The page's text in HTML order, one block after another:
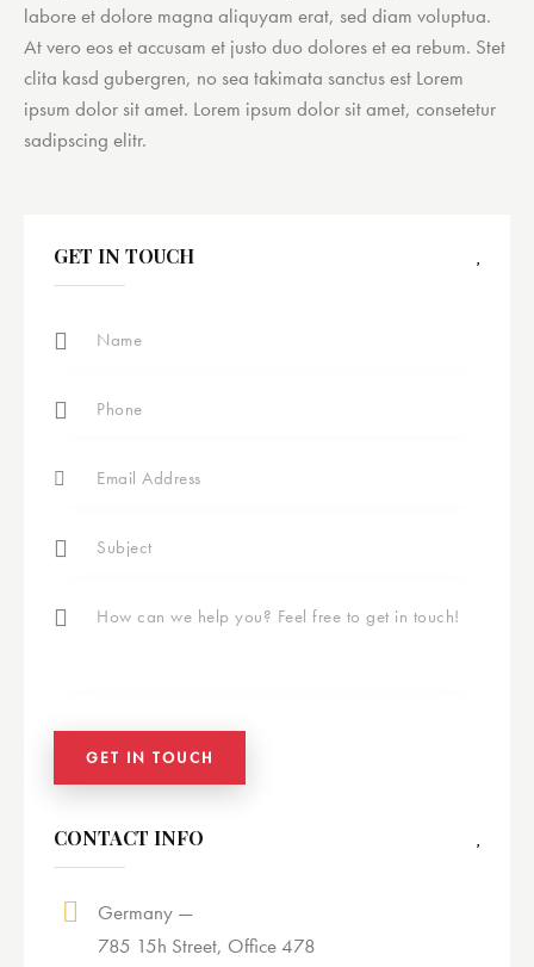
labore et dolore magna aliquyam erat, sed diam voluptua.
At vero eos et accusam et justo duo dolores et ea rebum. Stet
clita kasd gubergren, no sea takimata sanctus est Lorem
ipsum dolor sit amet. Lorem ipsum dolor sit amet, consetetur
sadipscing elitr.
GET IN TOUCH
CONTACT INFO
Germany —
785 15h Street, Office 478